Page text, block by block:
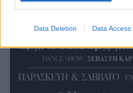
Data Deletion Data Access